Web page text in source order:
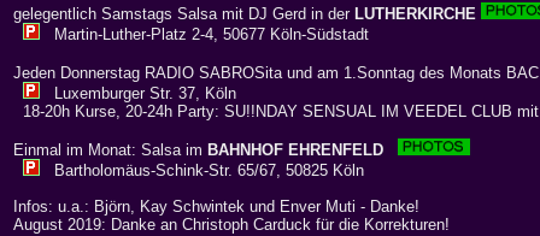
gelegentlich Samstags Salsa mit DJ Gerd in der LUTHERKIRCHE
Martin-Luther-Platz 2-4, 50677 Köln-Südstadt
Jeden Donnerstag RADIO SABROSita und am 1.Sonntag des Monats
Luxemburger Str. 37, Köln
18-20h Kurse, 20-24h Party: SU!!NDAY SENSUAL IM VEEDEL CLUB
Einmal im Monat: Salsa im BAHNHOF EHRENFELD
Bartholomäus-Schink-Str. 65/67, 50825 Köln
Infos: u.a.: Björn, Kay Schwintek und Enver Muti - Danke!
August 2019: Danke an Christoph Carduck für die Korrekturen!